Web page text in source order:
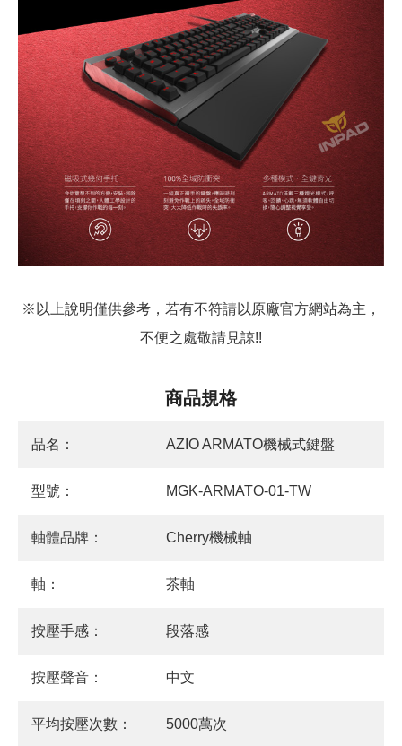
※以上說明僅供參考，若有不符請以原廠官方網站為主，
不便之處敬請見諒!!
商品規格
品名： AZIO ARMATO機械式鍵盤
型號： MGK-ARMATO-01-TW
軸體品牌： Cherry機械軸
軸： 茶軸
按壓手感： 段落感
按壓聲音： 中文
平均按壓次數： 5000萬次